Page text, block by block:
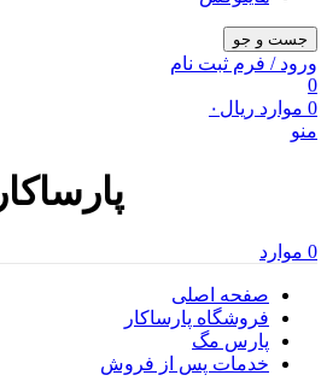
جست و جو
ورود / فرم ثبت نام
0
0 موارد ریال ۰
منو
پارساکار
0 موارد
صفحه اصلی
فروشگاه پارساکار
پارس مگ
خدمات پس از فروش